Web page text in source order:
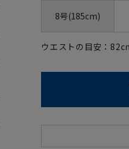
8号(185cm)
ウエストの目安： 82